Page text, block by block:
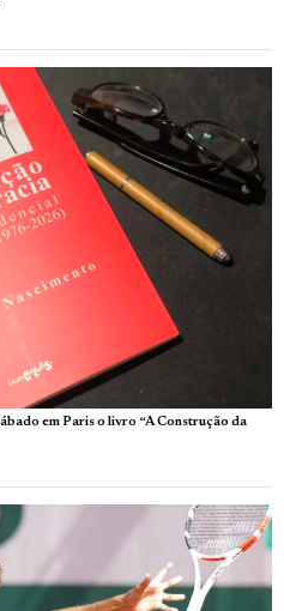
em Paris o livro “A Construção da